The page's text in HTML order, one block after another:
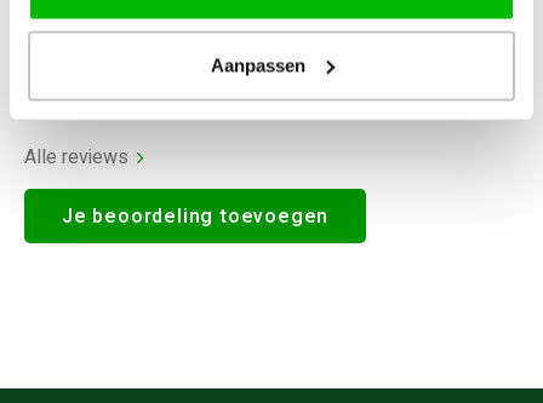
Aanpassen
Alle reviews
Je beoordeling toevoegen